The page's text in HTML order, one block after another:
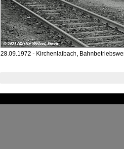
28.09.1972 - Kirchenlaibach,